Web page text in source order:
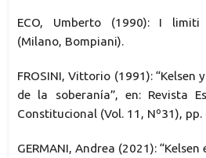
ECO, Umberto (1990): I limiti
(Milano, Bompiani).
FROSINI, Vittorio (1991): “Kelsen
de la soberanía”, en: Revista
Constitucional (Vol. 11, Nº31), pp.
GERMANI, Andrea (2021):